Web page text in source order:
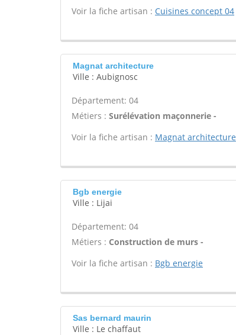
Voir la fiche artisan : Cuisines concept 04
Magnat architecture
Ville : Aubignosc
Département: 04
Métiers : Surélévation maçonnerie -
Voir la fiche artisan : Magnat architecture
Bgb energie
Ville : Lijai
Département: 04
Métiers : Construction de murs -
Voir la fiche artisan : Bgb energie
Sas bernard maurin
Ville : Le chaffaut